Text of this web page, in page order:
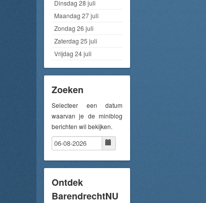
Dinsdag 28 juli
Maandag 27 juli
Zondag 26 juli
Zaterdag 25 juli
Vrijdag 24 juli
Zoeken
Selecteer een datum
waarvan je de miniblog
berichten wil bekijken.
Ontdek
BarendrechtNU